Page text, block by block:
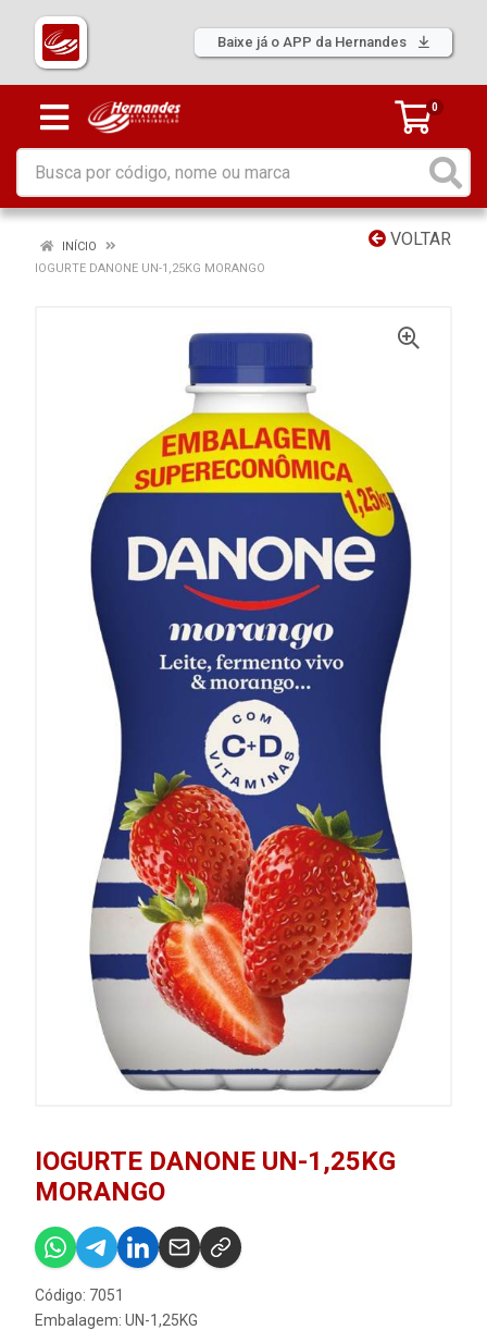
Baixe já o APP da Hernandes
0
VOLTAR
INÍCIO
IOGURTE DANONE UN-1,25KG MORANGO
IOGURTE DANONE UN-1,25KG
MORANGO
Código: 7051
Embalagem: UN-1,25KG